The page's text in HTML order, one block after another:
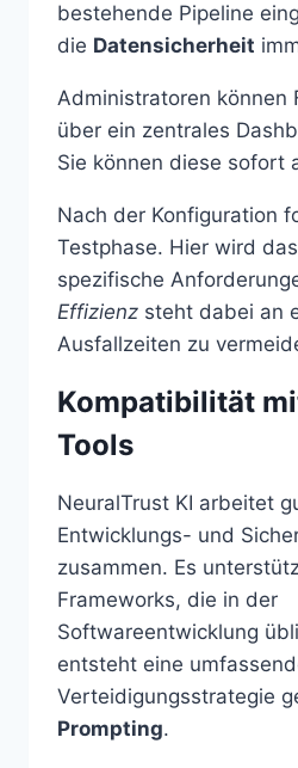
bestehende Pipeline
die Datensicherheit
Administratoren können
über ein zentrales
Sie können diese sofort
Nach der Konfiguration
Testphase. Hier wird
spezifische
Effizienz steht dabei an
Ausfallzeiten zu
Kompatibilität
Tools
NeuralTrust KI arbeitet
Entwicklungs- und
zusammen. Es
Frameworks, die in der
Softwareentwicklung
entsteht eine
Verteidigungsstrategie
Prompting.